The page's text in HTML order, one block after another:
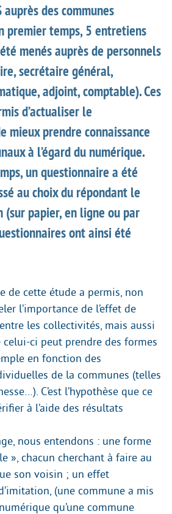
des communes
premier temps, 5 entretiens
menés auprès de personnels
secrétaire général,
adjoint, comptable). Ces
d’actualiser le
mieux prendre connaissance
à l’égard du numérique.
un questionnaire a été
au choix du répondant le
(sur papier, en ligne ou par
ont ainsi été
de cette étude a permis, non
l’importance de l’effet de
les collectivités, mais aussi
celui-ci peut prendre des formes
en fonction des
de la communes (telles
C’est l’hypothèse que ce
à l’aide des résultats
nous entendons : une forme
», chacun cherchant à faire au
son voisin ; un effet
(une commune a mis
qu’une commune